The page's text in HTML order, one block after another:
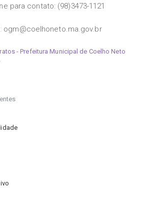
para contato: (98)3473-1121
ogm@coelhoneto.ma.gov.br
- Prefeitura Municipal de Coelho Neto